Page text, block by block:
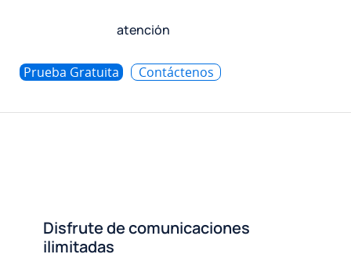
atención
Prueba Gratuita Contáctenos
Disfrute de comunicaciones
ilimitadas